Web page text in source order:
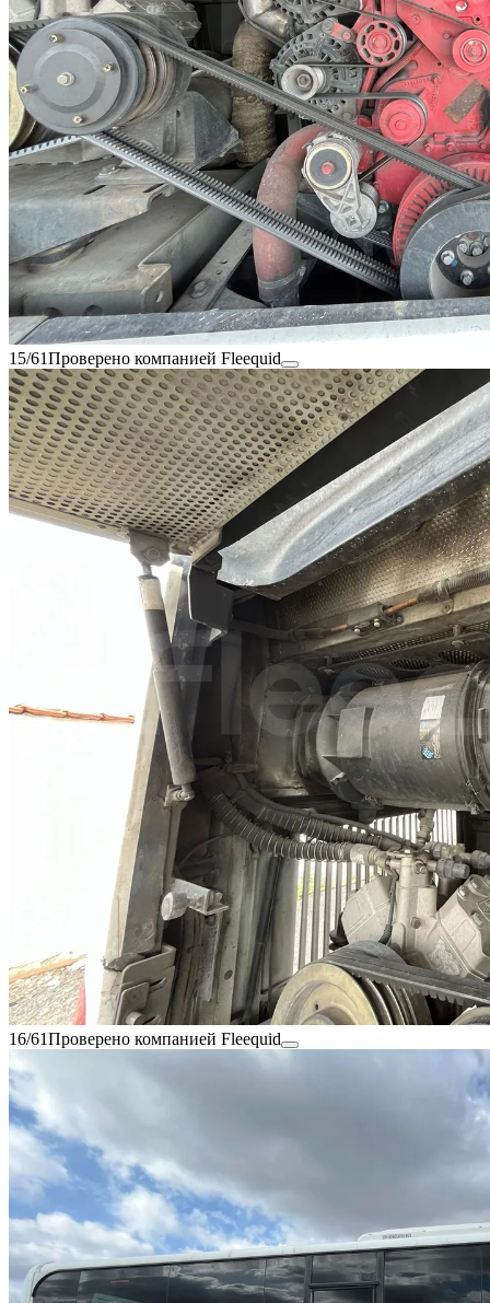
15/61Проверено компанией Fleequid
16/61Проверено компанией Fleequid